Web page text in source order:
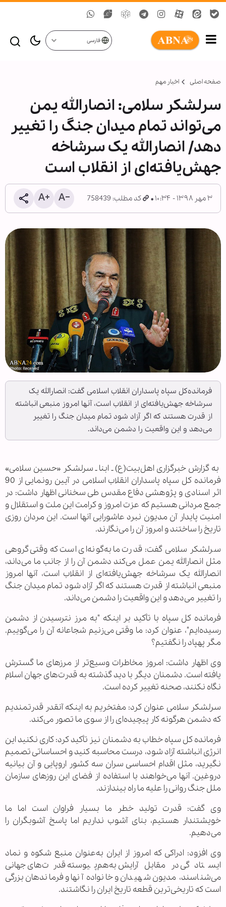
فارسی
صفحه اصلی اخبار مهم
سرلشکر سلامی: انصارالله یمن
می‌تواند تمام میدان جنگ را تغییر
دهد/ انصارالله یک سرشاخه
جهش‌یافته‌ای از انقلاب است
۳ مهر ۱۳۹۸ - ۱۰:۳۴ کد مطلب: 758439
فرمانده‌کل سپاه پاسداران انقلاب اسلامی گفت: انصارالله یک
سرشاخه جهش‌یافته‌ای از انقلاب است، آنها امروز منبعی انباشته
از قدرت هستند که اگر آزاد شود تمام میدان جنگ را تغییر
می‌دهد و این واقعیت را دشمن می‌داند.
‌ به گزارش خبرگزاری اهل‌بیت(ع) ـ ابنا ـ سرلشکر «حسین سلامی»
فرمانده کل سپاه پاسداران انقلاب اسلامی در آیین رونمایی از 90
اثر اسنادی و پژوهشی دفاع مقدس طی سخنانی اظهار داشت: در
جمع مردانی هستیم که عزت امروز و کرامت این ملت و استقلال و
امنیت پایدار آن مدیون نبرد عاشورایی آنها است. این مردان روزی
تاریخ را ساختند و امروز آن را می‌نگارند.
سرلشکر سلامی گفت: قدرت ما به‌گونه‌ای است که وقتی گروهی
مثل انصارالله یمن عمل می‌کند دشمن آن را از جانب ما می‌داند،
انصارالله یک سرشاخه جهش‌یافته‌ای از انقلاب است، آنها امروز
منبعی انباشته از قدرت هستند که اگر آزاد شود تمام میدان جنگ
را تغییر می‌دهد و این واقعیت را دشمن می‌داند.
فرمانده کل سپاه با تأکید بر اینکه "به مرز نترسیدن از دشمن
رسیده‌ایم"، عنوان کرد: ما وقتی می‌زنیم شجاعانه آن را می‌گوییم.
مگر پهپاد را نگفتیم؟
وی اظهار داشت: امروز مخاطرات وسیع‌تر از مرزهای ما گسترش
یافته است. دشمنان دیگر با دید گذشته به قدرت‌های جهان اسلام
نگاه نکنند، صحنه تغییر کرده است.
سرلشکر سلامی عنوان کرد: مفتخریم به اینکه آنقدر قدرتمندیم
که دشمن هرگونه کار پیچیده‌ای را از سوی ما تصور می‌کند.
فرمانده کل سپاه خطاب به دشمنان نیز تأکید کرد: کاری نکنید این
انرژی انباشته آزاد شود، درست محاسبه کنید و احساساتی تصمیم
نگیرید، مثل اقدام احساسی سران سه کشور اروپایی و آن بیانیه
دروغین. آنها می‌خواهند با استفاده از فضای این روزهای سازمان
ملل جنگ روانی را علیه ما راه بیندازند.
وی گفت: قدرت تولید خطر ما بسیار فراوان است اما ما
خویشتندار هستیم، بنای آشوب نداریم اما پاسخ آشوبگران را
می‌دهیم.
وی افزود: ادراکی که امروز از ایران به‌عنوان منبع شکوه و نماد
ایستادگی در مقابل آرایش به‌هم‌پیوسته قدرت‌های جهانی
می‌شناسند، مدیون شهیدان و خانواده آنها و فرماندهان بزرگی
است که تاریخی‌ترین قطعه تاریخ ایران را نگاشتند.